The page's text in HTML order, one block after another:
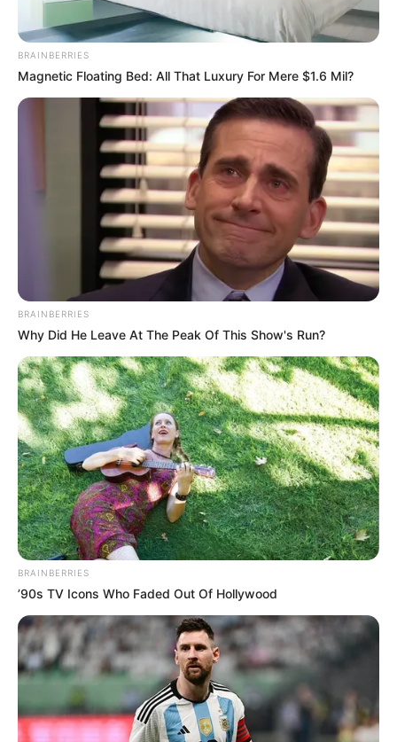
Stadtplan bei Amazon für Cavertitz hier aufrufen:
Hier gibt es nicht nur den Stadtplan oder die Landkarte für
Cavertitz sowie interessante und passende Reiseführer
zu kaufen, sondern auch einenOnline-Stadtplan für
Cavertitz
Früher zog man in den Krieg, damit in den
Geschichtsbüchern was steht. Heute gibt's nur noch
Bürokratie, Steuern und Sonderversagen.
weitere Kalauer
Quermania folgen: Impressum & Kontakt
Smartphone Startseite
Suchen:
BRAINBERRIES
Magnetic Floating Bed: All That Luxury For Mere $1.6 Mil?
BRAINBERRIES
Why Did He Leave At The Peak Of This Show's Run?
BRAINBERRIES
’90s TV Icons Who Faded Out Of Hollywood